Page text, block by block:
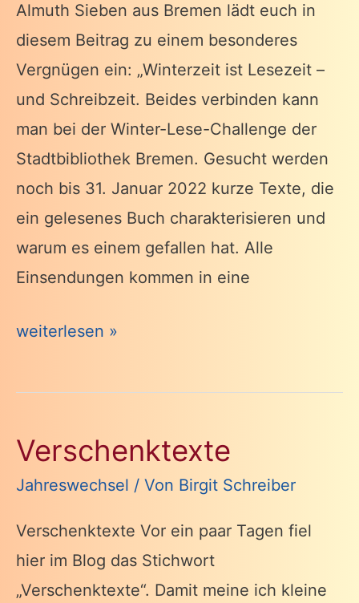
Almuth Sieben aus Bremen lädt euch in
diesem Beitrag zu einem besonderes
Vergnügen ein: „Winterzeit ist Lesezeit –
und Schreibzeit. Beides verbinden kann
man bei der Winter-Lese-Challenge der
Stadtbibliothek Bremen. Gesucht werden
noch bis 31. Januar 2022 kurze Texte, die
ein gelesenes Buch charakterisieren und
warum es einem gefallen hat. Alle
Einsendungen kommen in eine
Lust
eine
weiterlesen »
Verschenktexte
Jahreswechsel / Von Birgit Schreiber
Verschenktexte Vor ein paar Tagen fiel
hier im Blog das Stichwort
„Verschenktexte“. Damit meine ich kleine